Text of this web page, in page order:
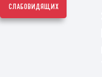
слабовидящих